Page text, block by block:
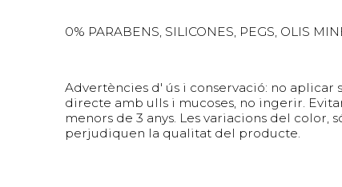
0% PARABENS, SILICONES, PEGS, OLIS
Advertències d' ús i conservació: no
directe amb ulls i mucoses, no ingerir.
menors de 3 anys. Les variacions del color,
perjudiquen la qualitat del producte.